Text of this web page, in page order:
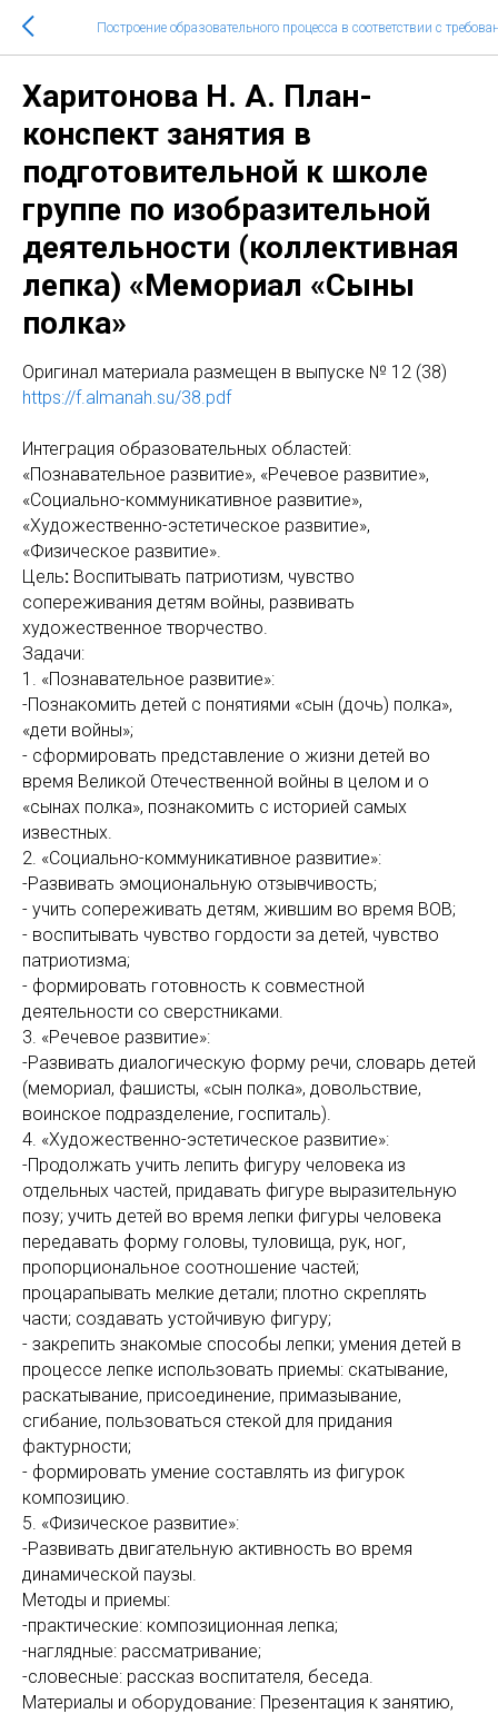
Построение образовательного процесса в соответствии с
Харитонова Н. А. План-
конспект занятия в
подготовительной к школе
группе по изобразительной
деятельности (коллективная
лепка) «Мемориал «Сыны
полка»
Оригинал материала размещен в выпуске № 12 (38)
https://f.almanah.su/38.pdf
Интеграция образовательных областей:
«Познавательное развитие», «Речевое развитие»,
«Социально-коммуникативное развитие»,
«Художественно-эстетическое развитие»,
«Физическое развитие».
Цель: Воспитывать патриотизм, чувство
сопереживания детям войны, развивать
художественное творчество.
Задачи:
1. «Познавательное развитие»:
-Познакомить детей с понятиями «сын (дочь) полка»,
«дети войны»;
- сформировать представление о жизни детей во
время Великой Отечественной войны в целом и о
«сынах полка», познакомить с историей самых
известных.
2. «Социально-коммуникативное развитие»:
-Развивать эмоциональную отзывчивость;
- учить сопереживать детям, жившим во время ВОВ;
- воспитывать чувство гордости за детей, чувство
патриотизма;
- формировать готовность к совместной
деятельности со сверстниками.
3. «Речевое развитие»:
-Развивать диалогическую форму речи, словарь детей
(мемориал, фашисты, «сын полка», довольствие,
воинское подразделение, госпиталь).
4. «Художественно-эстетическое развитие»:
-Продолжать учить лепить фигуру человека из
отдельных частей, придавать фигуре выразительную
позу; учить детей во время лепки фигуры человека
передавать форму головы, туловища, рук, ног,
пропорциональное соотношение частей;
процарапывать мелкие детали; плотно скреплять
части; создавать устойчивую фигуру;
- закрепить знакомые способы лепки; умения детей в
процессе лепке использовать приемы: скатывание,
раскатывание, присоединение, примазывание,
сгибание, пользоваться стекой для придания
фактурности;
- формировать умение составлять из фигурок
композицию.
5. «Физическое развитие»:
-Развивать двигательную активность во время
динамической паузы.
Методы и приемы:
-практические: композиционная лепка;
-наглядные: рассматривание;
-словесные: рассказ воспитателя, беседа.
Материалы и оборудование: Презентация к занятию,